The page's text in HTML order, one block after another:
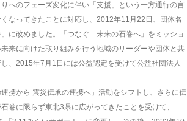
へのフェーズ変化に伴い「支援」という一方通行の言
なってきたことに対応し、2012年11月22日、団体名
に改めました。「つなぐ 未来の石巻へ」をミッショ
来に向けた取り組みを行う地域のリーダーや団体と共
、2015年7月1日には公益認定を受けて公益社団法人
携から 震災伝承の連携へ」活動をシフトし、さらに伝
巻に限らず東北3県に広がってきたことを受けて、